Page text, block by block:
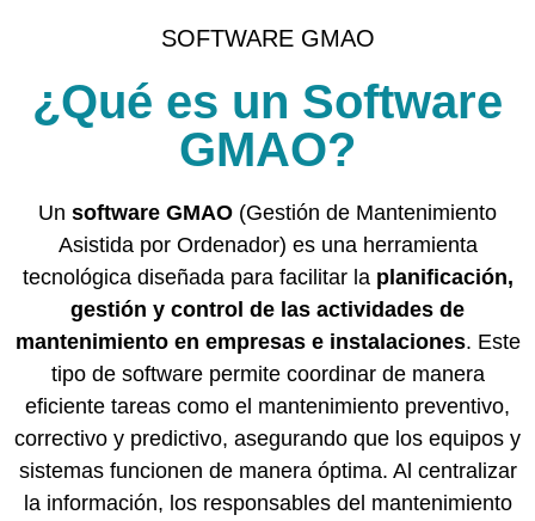
SOFTWARE GMAO
¿Qué es un Software
GMAO?
Un software GMAO (Gestión de Mantenimiento
Asistida por Ordenador) es una herramienta
tecnológica diseñada para facilitar la planificación,
gestión y control de las actividades de
mantenimiento en empresas e instalaciones. Este
tipo de software permite coordinar de manera
eficiente tareas como el mantenimiento preventivo,
correctivo y predictivo, asegurando que los equipos y
sistemas funcionen de manera óptima. Al centralizar
la información, los responsables del mantenimiento